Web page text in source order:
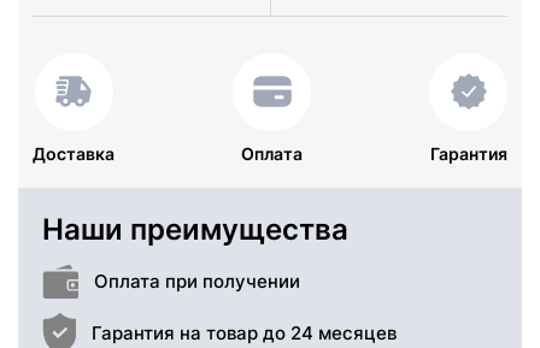
Доставка Оплата Гарантия
Наши преимущества
Оплата при получении
Гарантия на товар до 24 месяцев